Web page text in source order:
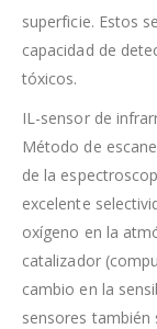
superficie. Estos
capacidad de
tóxicos.
IL-sensor de
Método de
de la
excelente
oxígeno en la
catalizador
cambio en la
sensores también